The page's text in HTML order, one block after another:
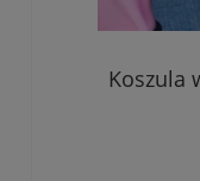
Koszula